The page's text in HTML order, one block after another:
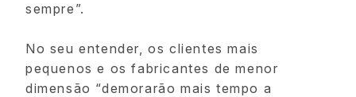
sempre”.
No seu entender, os clientes mais
pequenos e os fabricantes de menor
dimensão “demorarão mais tempo a